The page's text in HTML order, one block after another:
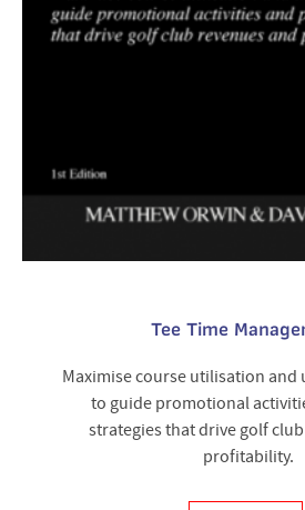
Tee Time
Maximise course utilisation and
to guide promotional
strategies that drive golf
profitability.